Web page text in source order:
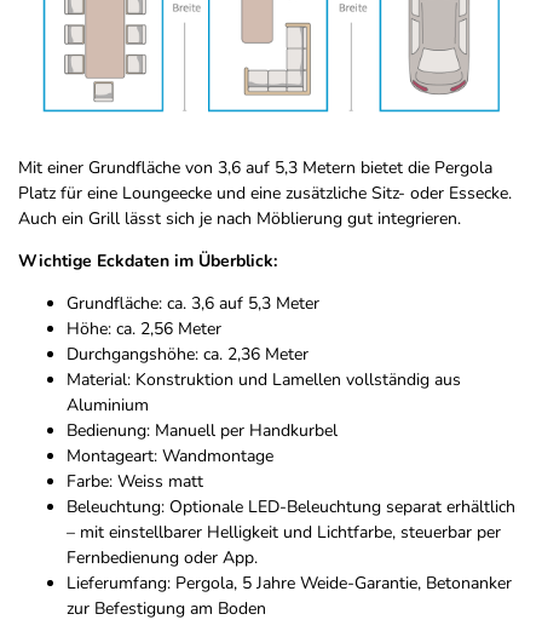
Mit einer Grundfläche von 3,6 auf 5,3 Metern bietet die Pergola
Platz für eine Loungeecke und eine zusätzliche Sitz- oder Essecke.
Auch ein Grill lässt sich je nach Möblierung gut integrieren.
Wichtige Eckdaten im Überblick:
Grundfläche: ca. 3,6 auf 5,3 Meter
Höhe: ca. 2,56 Meter
Durchgangshöhe: ca. 2,36 Meter
Material: Konstruktion und Lamellen vollständig aus
Aluminium
Bedienung: Manuell per Handkurbel
Montageart: Wandmontage
Farbe: Weiss matt
Beleuchtung: Optionale LED-Beleuchtung separat erhältlich
– mit einstellbarer Helligkeit und Lichtfarbe, steuerbar per
Fernbedienung oder App.
Lieferumfang: Pergola, 5 Jahre Weide-Garantie, Betonanker
zur Befestigung am Boden